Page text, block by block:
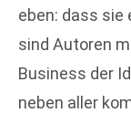
eben: dass sie
sind Autoren
Business der
neben aller